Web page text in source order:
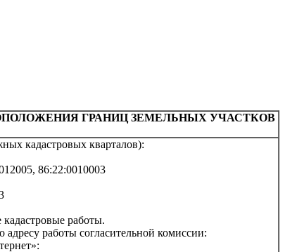
ГРАНИЦ ЗЕМЕЛЬНЫХ УЧАСТКОВ
кадастровых кварталов):
86:22:0010003
работы.
работы согласительной комиссии: